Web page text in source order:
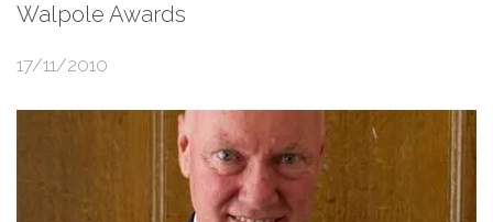
Walpole Awards
17/11/2010